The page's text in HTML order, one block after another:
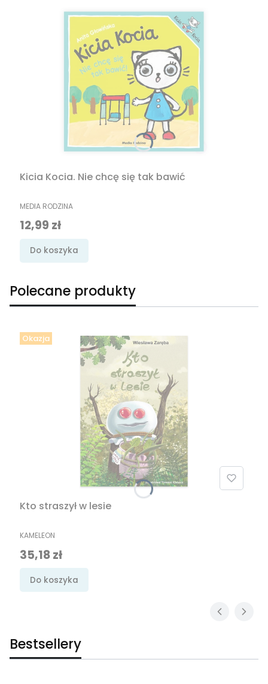
Kicia Kocia. Nie chcę się tak bawić
PRODUCENT
MEDIA RODZINA
Cena
12,99 zł
Do koszyka
Polecane produkty
Okazja
Kto straszył w lesie
PRODUCENT
KAMELEON
Cena promocyjna
35,18 zł
Do koszyka
Bestsellery